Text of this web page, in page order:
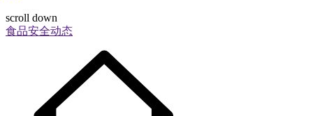
scroll down
食品安全动态